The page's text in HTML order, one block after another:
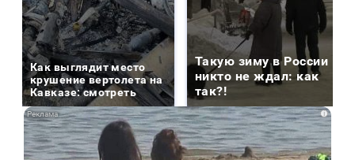
Как выглядит место
крушение вертолета на
Кавказе: смотреть
Такую зиму в России
никто не ждал: как
так?!
i